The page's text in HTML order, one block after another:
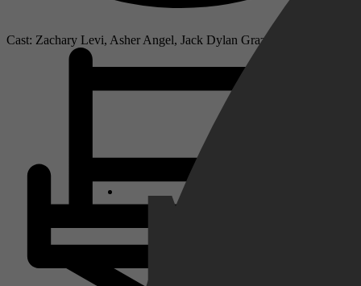
Cast: Zachary Levi, Asher Angel, Jack Dylan Grazer